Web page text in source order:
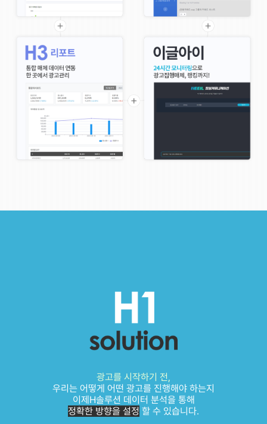
광고를 시작하기 전,
우리는 어떻게 어떤 광고를 진행해야 하는지
이제H솔루션 데이터 분석을 통해
정확한 방향을 설정 할 수 있습니다.